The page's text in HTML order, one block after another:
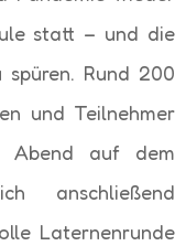
statt – und die
Rund 200
und Teilnehmer
Abend auf dem
anschließend
Laternenrunde